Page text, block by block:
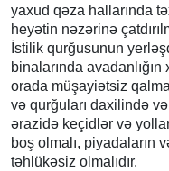
yaxud qəza hallarında
heyətin nəzərinə
İstilik qurğusunun
binalarında
orada müşayiətsiz
və qurğuları daxilində
ərazidə keçidlər və yollar,
boş olmalı, piyadaların
təhlükəsiz olmalıdır.